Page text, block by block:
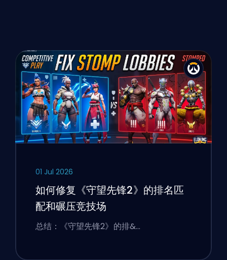
01 Jul 2026
如何修复《守望先锋2》的排名匹
配和碾压竞技场
总结：《守望先锋2》的排&…